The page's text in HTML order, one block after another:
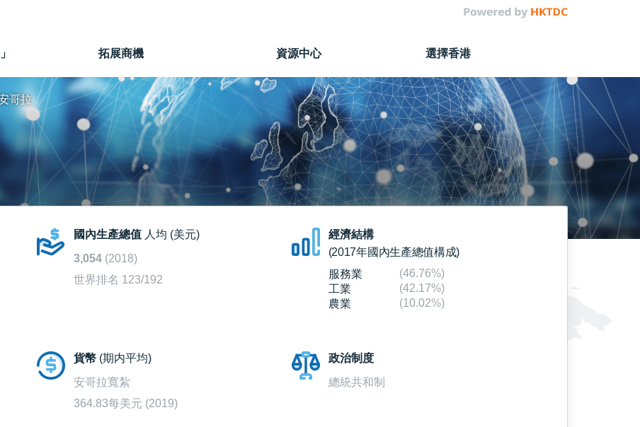
拓展商機 資源中心 選擇香港
哥拉
國內生產總值 人均 (美元)
3,054 (2018)
世界排名 123/192
經濟結構
(2017年國內生產總值構成)
服務業
(46.76%)
工業
(42.17%)
農業
(10.02%)
貨幣 (期内平均)
安哥拉寬紮
364.83每美元 (2019)
政治制度
總統共和制